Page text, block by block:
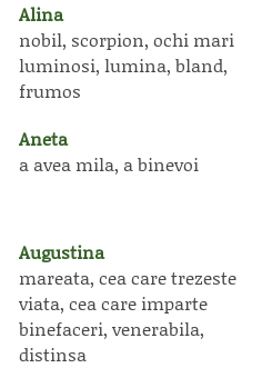
Alina
nobil, scorpion, ochi mari
luminosi, lumina, bland,
frumos
Aneta
a avea mila, a binevoi
Augustina
mareata, cea care trezeste
viata, cea care imparte
binefaceri, venerabila,
distinsa